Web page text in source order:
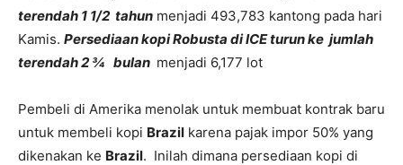
terendah 1 1/2 tahun menjadi 493,783 kantong pada hari
Kamis. Persediaan kopi Robusta di ICE turunke jumlah
terendah 2 ¾ bulan menjadi 6,177 lot
Pembeli di Amerika menolak untuk membuat kontrak baru
untuk membeli kopi Brazil karena pajak impor 50% yang
dikenakan ke Brazil. Inilah dimana persediaan kopi di